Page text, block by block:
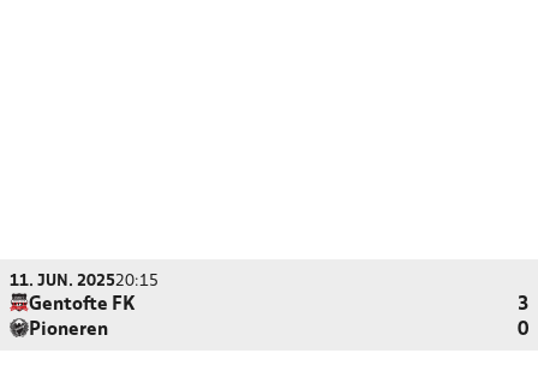
11. JUN. 202520:15
Gentofte FK
3
Pioneren
0